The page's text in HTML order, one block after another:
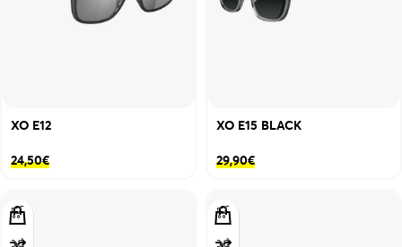
XO E12
24,50€
XO E15 BLACK
29,90€